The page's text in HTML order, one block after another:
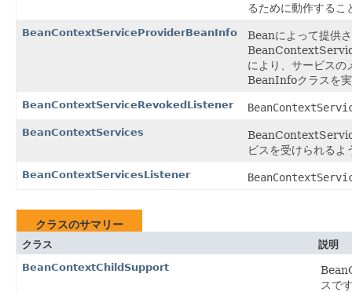
るために動作するこ
BeanContextServiceProviderBeanInfo
Beanによって提供
により、サービスの
BeanInfoクラスを
BeanContextServiceRevokedListener
BeanContextServices
ビスを受けられる
BeanContextServicesListener
クラスのサマリー
クラス
説明
BeanContextChildSupport
スで